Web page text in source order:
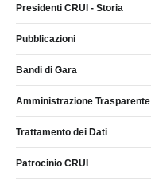
Presidenti CRUI - Storia
Pubblicazioni
Bandi di Gara
Amministrazione Trasparente
Trattamento dei Dati
Patrocinio CRUI